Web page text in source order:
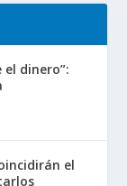
el dinero”:
el